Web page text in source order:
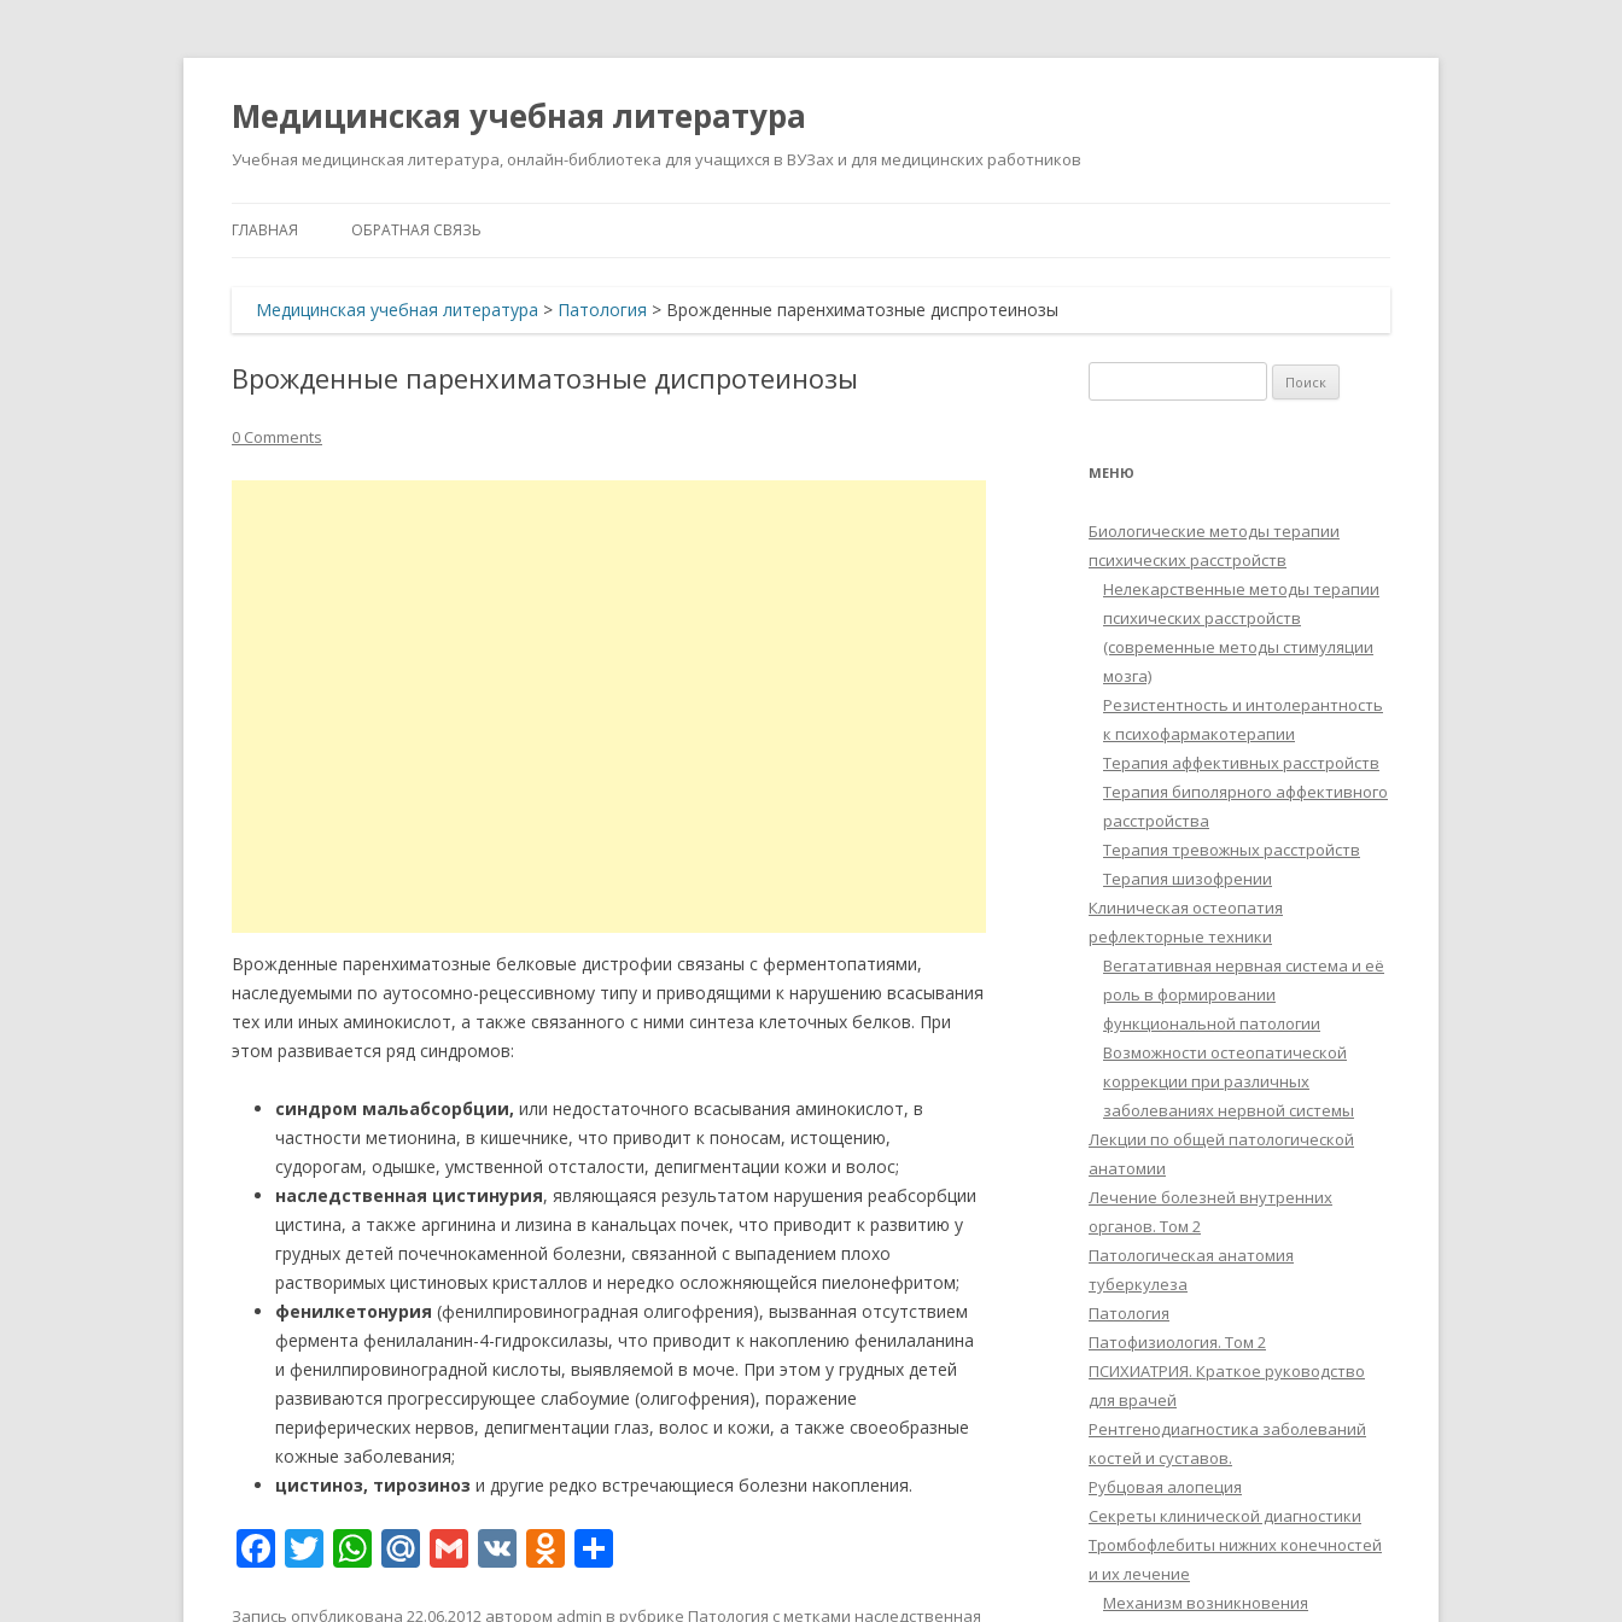
Медицинская учебная литература
Учебная медицинская литература, онлайн-библиотека для учащихся в ВУЗах и для медицинских работников
ГЛАВНАЯ ОБРАТНАЯ СВЯЗЬ
Медицинская учебная литература > Патология > Врожденные паренхиматозные диспротеинозы
Врожденные паренхиматозные диспротеинозы
0 Comments
Врожденные паренхиматозные белковые дистрофии связаны с ферментопатиями,
наследуемыми по аутосомно-рецессивному типу и приводящими к нарушению всасывания
тех или иных аминокислот, а также связанного с ними синтеза клеточных белков. При
этом развивается ряд синдромов:
синдром мальабсорбции, или недостаточного всасывания аминокислот, в
частности метионина, в кишечнике, что приводит к поносам, истощению,
судорогам, одышке, умственной отсталости, депигментации кожи и волос;
наследственная цистинурия, являющаяся результатом нарушения реабсорбции
цистина, а также аргинина и лизина в канальцах почек, что приводит к развитию у
грудных детей почечнокаменной болезни, связанной с выпадением плохо
растворимых цистиновых кристаллов и нередко осложняющейся пиелонефритом;
фенилкетонурия (фенилпировиноградная олигофрения), вызванная отсутствием
фермента фенилаланин-4-гидроксилазы, что приводит к накоплению фенилаланина
и фенилпировиноградной кислоты, выявляемой в моче. При этом у грудных детей
развиваются прогрессирующее слабоумие (олигофрения), поражение
периферических нервов, депигментации глаз, волос и кожи, а также своеобразные
кожные заболевания;
цистиноз, тирозиноз и другие редко встречающиеся болезни накопления.
F T W M G V O
Запись опубликована 22.06.2012 автором admin в рубрике Патология с метками наследственная
МЕНЮ
Биологические методы терапии
психических расстройств
Нелекарственные методы терапии
психических расстройств
(современные методы стимуляции
мозга)
Резистентность и интолерантность
к психофармакотерапии
Терапия аффективных расстройств
Терапия биполярного аффективного
расстройства
Терапия тревожных расстройств
Терапия шизофрении
Клиническая остеопатия
рефлекторные техники
Вегатативная нервная система и её
роль в формировании
функциональной патологии
Возможности остеопатической
коррекции при различных
заболеваниях нервной системы
Лекции по общей патологической
анатомии
Лечение болезней внутренних
органов. Том 2
Патологическая анатомия
туберкулеза
Патология
Патофизиология. Том 2
ПСИХИАТРИЯ. Краткое руководство
для врачей
Рентгенодиагностика заболеваний
костей и суставов.
Рубцовая алопеция
Секреты клинической диагностики
Тромбофлебиты нижних конечностей
и их лечение
Механизм возникновения